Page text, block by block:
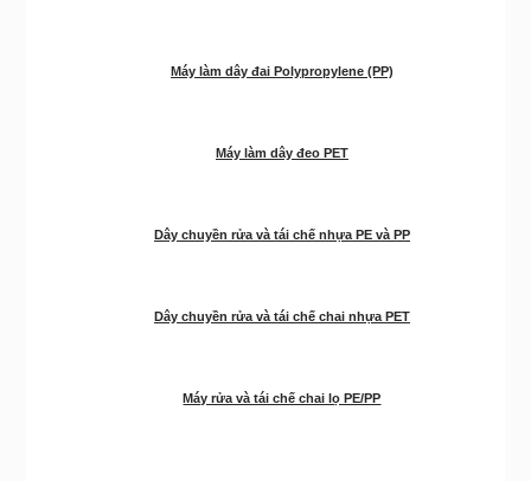
Máy làm dây đai Polypropylene (PP)
Máy làm dây đeo PET
Dây chuyền rửa và tái chế nhựa PE và PP
Dây chuyền rửa và tái chế chai nhựa PET
Máy rửa và tái chế chai lọ PE/PP